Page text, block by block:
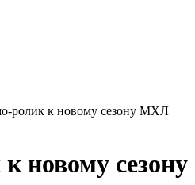
ролик к новому сезону МХЛ
новому сезону